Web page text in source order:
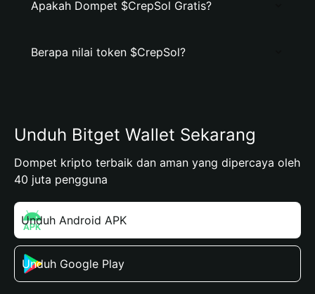
Apakah Dompet $CrepSol Gratis?
Berapa nilai token $CrepSol?
Unduh Bitget Wallet Sekarang
Dompet kripto terbaik dan aman yang dipercaya oleh
40 juta pengguna
Unduh Android APK
Unduh Google Play